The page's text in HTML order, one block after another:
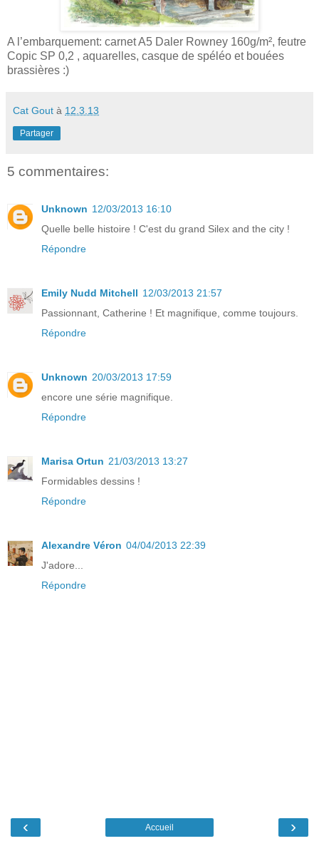
A l’embarquement: carnet A5 Daler Rowney 160g/m², feutre
Copic SP 0,2 , aquarelles, casque de spéléo et bouées
brassières :)
Cat Gout à 12.3.13
Partager
5 commentaires:
Unknown 12/03/2013 16:10
Quelle belle histoire ! C'est du grand Silex and the city !
Répondre
Emily Nudd Mitchell 12/03/2013 21:57
Passionnant, Catherine ! Et magnifique, comme toujours.
Répondre
Unknown 20/03/2013 17:59
encore une série magnifique.
Répondre
Marisa Ortun 21/03/2013 13:27
Formidables dessins !
Répondre
Alexandre Véron 04/04/2013 22:39
J'adore...
Répondre
‹ ›
Accueil